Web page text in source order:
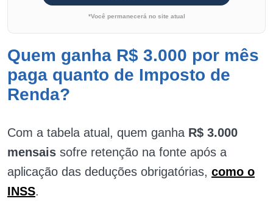
*Você permanecerá no site atual
Quem ganha R$ 3.000 por mês
paga quanto de Imposto de
Renda?
Com a tabela atual, quem ganha R$ 3.000
mensais sofre retenção na fonte após a
aplicação das deduções obrigatórias, como o
INSS.